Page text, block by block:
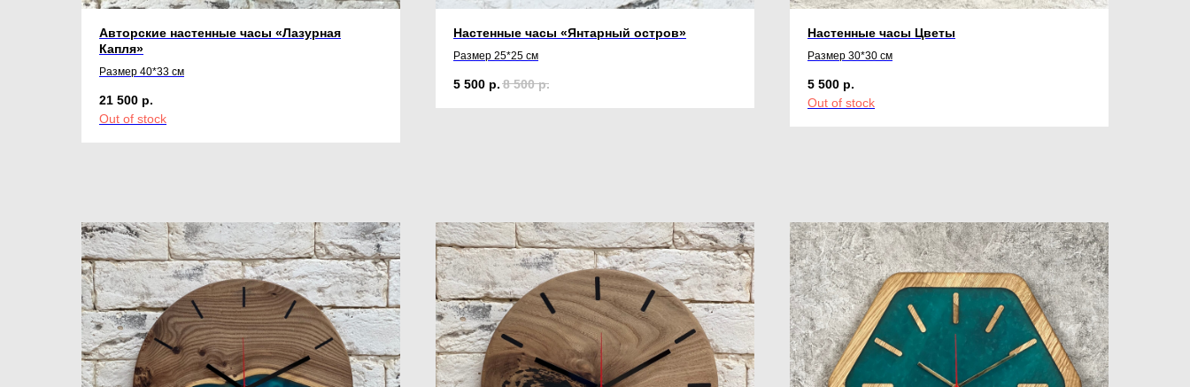
Авторские настенные часы «Лазурная
Капля»
Размер 40*33 см
21 500 р.
Out of stock
Настенные часы «Янтарный остров»
Размер 25*25 см
5 500 р. 8 500 р.
Настенные часы Цветы
Размер 30*30 см
5 500 р.
Out of stock